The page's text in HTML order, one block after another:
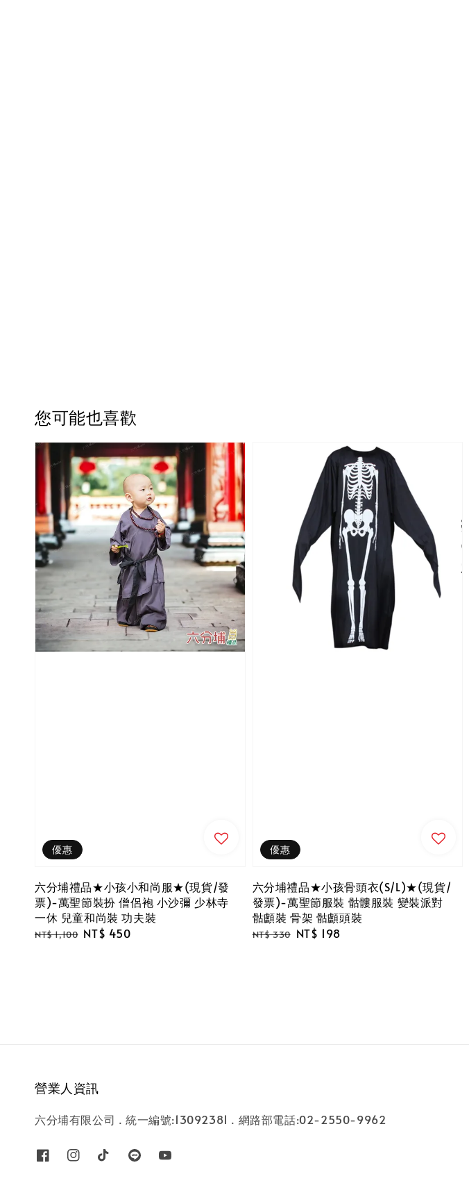
您可能也喜歡
優惠
六分埔禮品★小孩小和尚服★(現貨/發
票)-萬聖節裝扮 僧侶袍 小沙彌 少林寺
一休 兒童和尚裝 功夫裝
Regular
NT$ 1,100 Sale
NT$ 450
優惠
六分埔禮品★小孩骨頭衣(S/L)★(現貨/
發票)-萬聖節服裝 骷髏服裝 變裝派對
骷顱裝 骨架 骷顱頭裝
Regular
NT$ 330 Sale
NT$ 198
營業人資訊
六分埔有限公司 . 統一編號:13092381 . 網路部電話:02-2550-9962